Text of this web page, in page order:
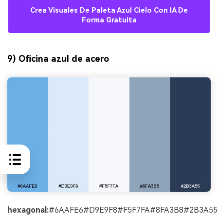
Crea Visuales De Paleta Azul Cielo Con IA De
Forma Gratuita
9) Oficina azul de acero
hexagonal:#6AAFE6#D9E9F8#F5F7FA#8FA3B8#2B3A55